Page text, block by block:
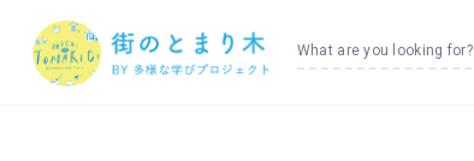
What are you looking for?